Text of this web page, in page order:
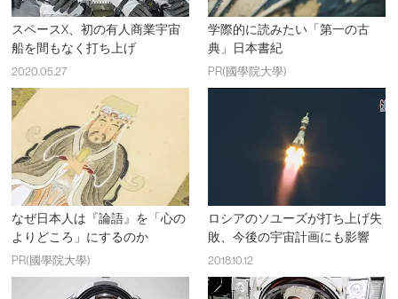
スペースX、初の有人商業宇宙
船を間もなく打ち上げ
2020.05.27
学際的に読みたい「第一の古
典」日本書紀
PR(國學院大學)
なぜ日本人は『論語』を「心の
よりどころ」にするのか
PR(國學院大學)
ロシアのソユーズが打ち上げ失
敗、今後の宇宙計画にも影響
2018.10.12